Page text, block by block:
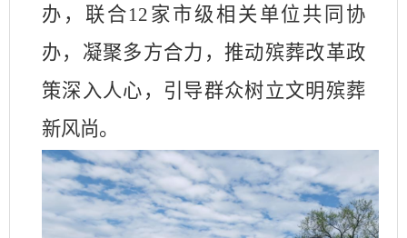
办，联合12 家市级相关单位共同协
办，凝聚多方合力，推动殡葬改革政
策深入人心，引导群众树立文明殡葬
新风尚。